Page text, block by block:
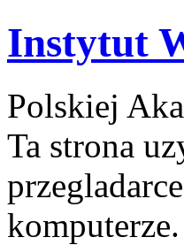
Instytut
Polskiej
Ta strona
komputerze.